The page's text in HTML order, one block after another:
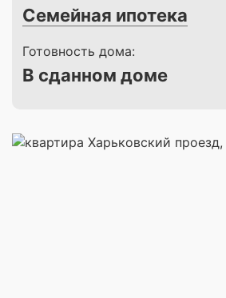
Семейная ипотека
Готовность дома:
В сданном доме